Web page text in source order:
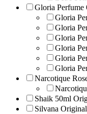
Gloria Perfume
Gloria
Gloria
Gloria
Gloria
Gloria
Gloria
Narcotique
Shaik 50ml
Silvana Original